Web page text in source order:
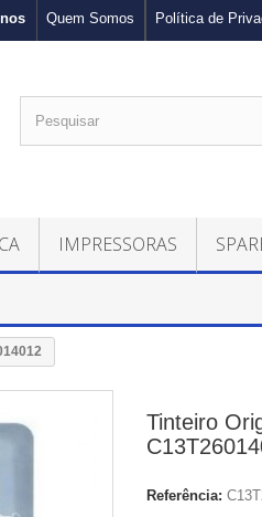
Política de
Quem Somos
IMPRESSORAS
Tinteiro
Referência: